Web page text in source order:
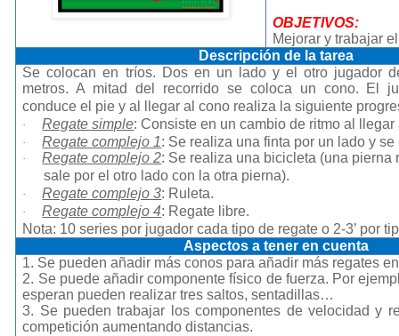
OBJETIVOS:
Mejorar y trabajar
Descripción de la tarea
Se colocan en tríos. Dos en un lado y el otro jugador
metros. A mitad del recorrido se coloca un cono. El
conduce el pie y al llegar al cono realiza la siguiente
· Regate simple: Consiste en un cambio de ritmo al llegar
· Regate complejo 1: Se realiza una finta por un lado y
· Regate complejo 2: Se realiza una bicicleta (una pierna
sale por el otro lado con la otra pierna).
· Regate complejo 3: Ruleta.
· Regate complejo 4: Regate libre.
Nota: 10 series por jugador cada tipo de regate o 2-3’ por
Aspectos a tener en cuenta
1. Se pueden añadir más conos para añadir más regates
2. Se puede añadir componente físico de fuerza. Por
esperan pueden realizar tres saltos, sentadillas…
3. Se pueden trabajar los componentes de velocidad y
competición aumentando distancias.